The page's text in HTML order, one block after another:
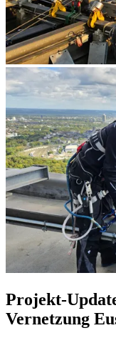
Projekt-
Vernetzung